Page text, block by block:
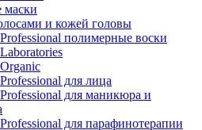
маски
и кожей головы
полимерные воски
для лица
для маникюра и
для парафинотерапии